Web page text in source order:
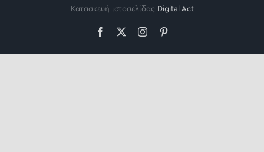
Κατασκευή ιστοσελίδας Digital Act
Facebook Instagram